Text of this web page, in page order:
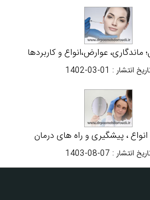
ماندگاری، عوارض،انواع و کاربردها
انتشار : 1402-03-01
، پیشگیری و راه های درمان
انتشار : 1403-08-07